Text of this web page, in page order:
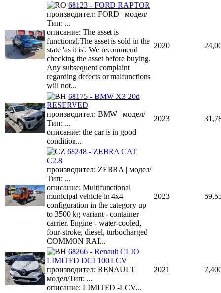
68123 - FORD RAPTOR
производител: FORD | модел/
Тип: ...
описание: The asset is
functional.The asset is sold in the
state 'as it is'. We recommend
checking the asset before buying.
Any subsequent complaint
regarding defects or malfunctions
will not...
2020
68175 - BMW X3 20d
RESERVED
производител: BMW | модел/
Тип: ...
описание: the car is in good
condition...
2023
68248 - ZEBRA CAT
C2.8
производител: ZEBRA | модел/
Тип: ...
описание: Multifunctional
municipal vehicle in 4x4
configuration in the category up
to 3500 kg variant - container
carrier. Engine - water-cooled,
four-stroke, diesel, turbocharged
COMMON RAI...
2023
68266 - Renault CLIO
LIMITED DCI 100 LCV
производител: RENAULT |
модел/Тип: ...
описание: LIMITED -LCV...
2021